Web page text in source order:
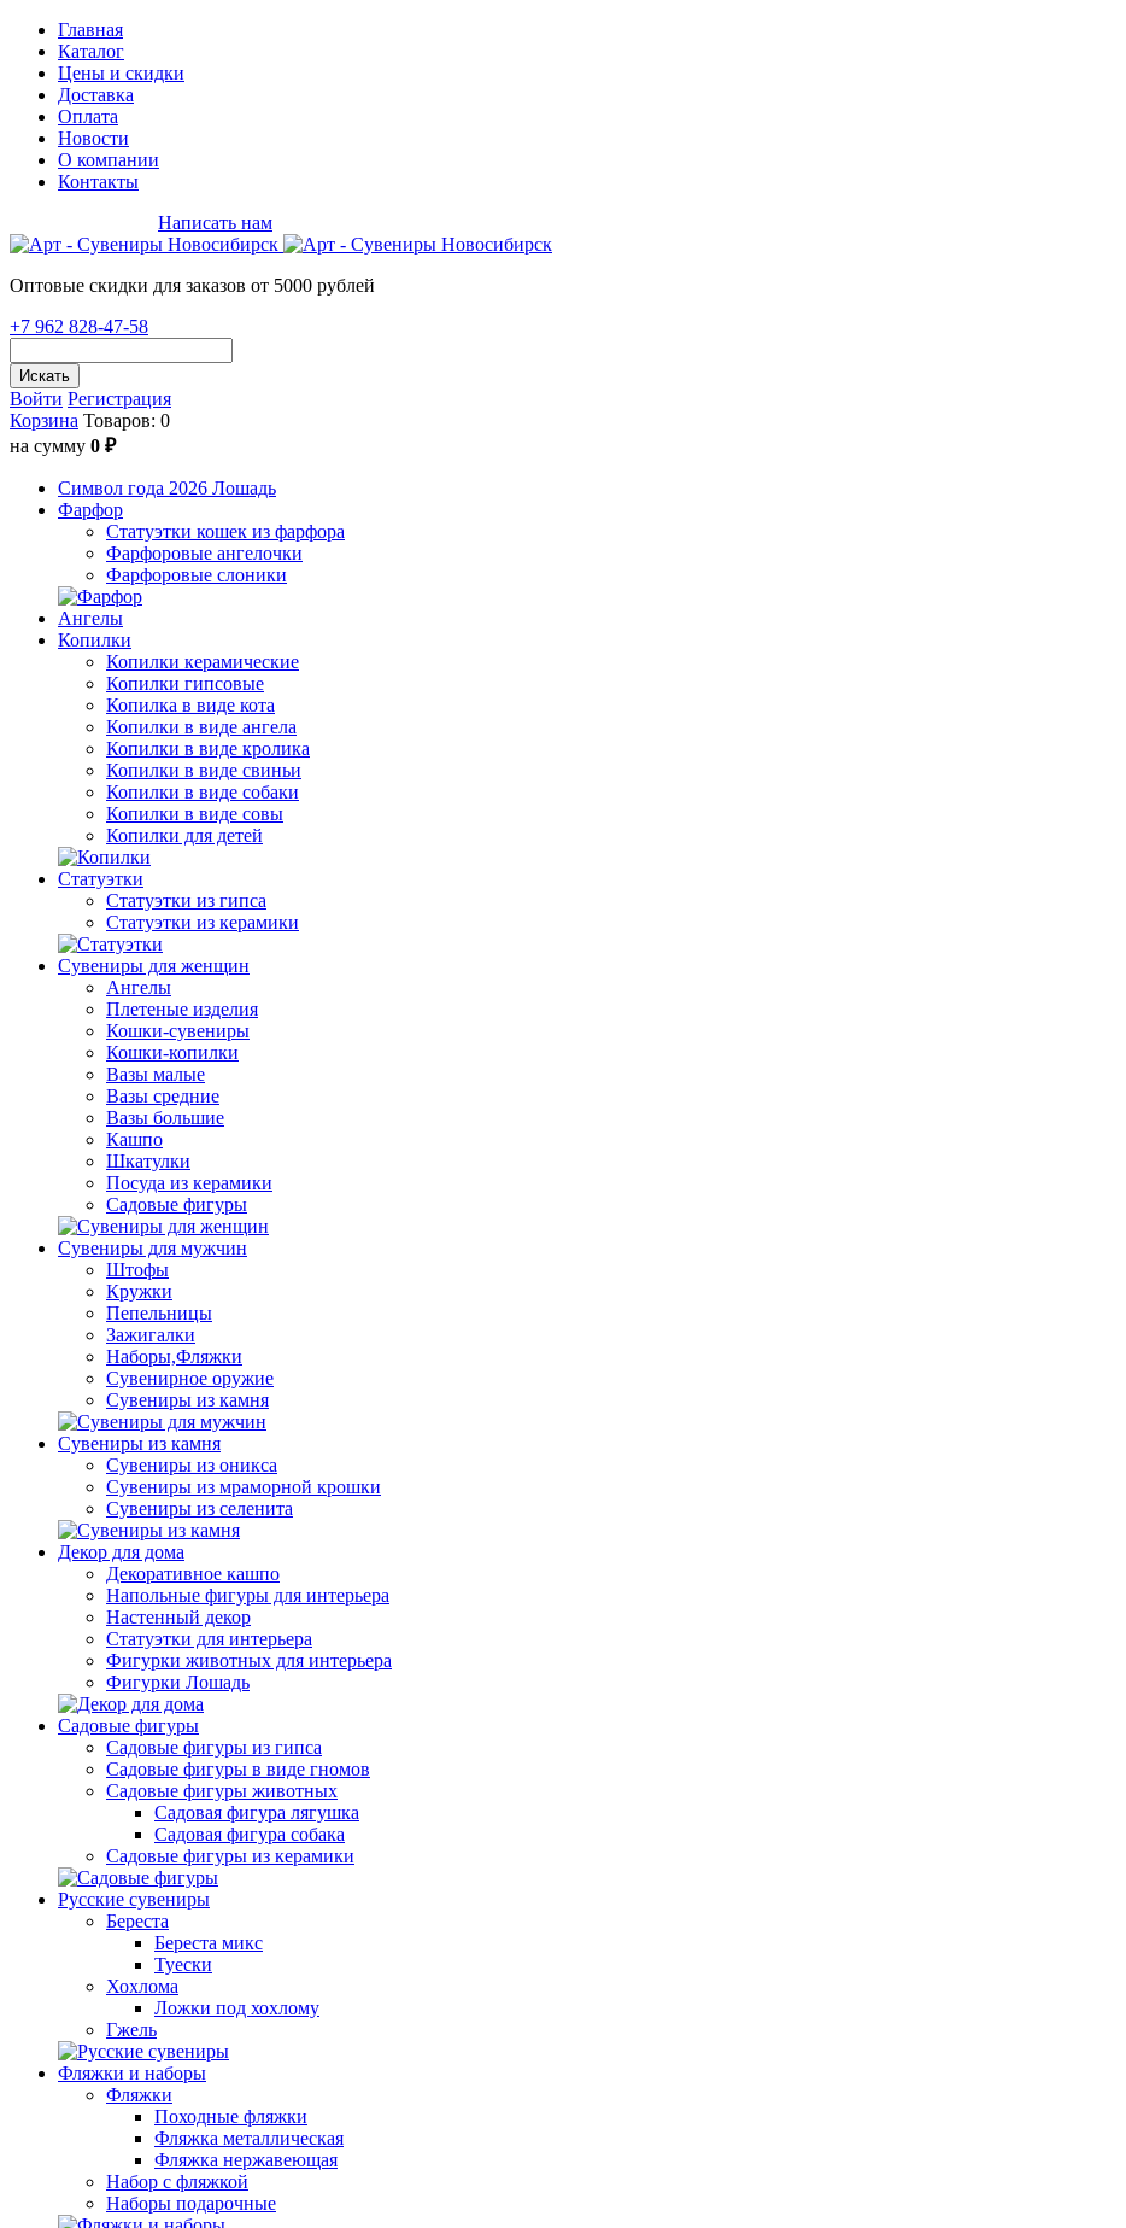
Главная
Каталог
Цены и скидки
Доставка
Оплата
Новости
О компании
Контакты
Написать нам
Оптовые скидки для заказов от 5000 рублей
+7 962 828-47-58
Искать
Войти Регистрация
Корзина Товаров: 0
на сумму 0 ₽
Символ года 2026 Лошадь
Фарфор
Статуэтки кошек из фарфора
Фарфоровые ангелочки
Фарфоровые слоники
Ангелы
Копилки
Копилки керамические
Копилки гипсовые
Копилка в виде кота
Копилки в виде ангела
Копилки в виде кролика
Копилки в виде свиньи
Копилки в виде собаки
Копилки в виде совы
Копилки для детей
Статуэтки
Статуэтки из гипса
Статуэтки из керамики
Сувениры для женщин
Ангелы
Плетеные изделия
Кошки-сувениры
Кошки-копилки
Вазы малые
Вазы средние
Вазы большие
Кашпо
Шкатулки
Посуда из керамики
Садовые фигуры
Сувениры для мужчин
Штофы
Кружки
Пепельницы
Зажигалки
Наборы,Фляжки
Сувенирное оружие
Сувениры из камня
Сувениры из камня
Сувениры из оникса
Сувениры из мраморной крошки
Сувениры из селенита
Декор для дома
Декоративное кашпо
Напольные фигуры для интерьера
Настенный декор
Статуэтки для интерьера
Фигурки животных для интерьера
Фигурки Лошадь
Садовые фигуры
Садовые фигуры из гипса
Садовые фигуры в виде гномов
Садовые фигуры животных
Садовая фигура лягушка
Садовая фигура собака
Садовые фигуры из керамики
Русские сувениры
Береста
Береста микс
Туески
Хохлома
Ложки под хохлому
Гжель
Фляжки и наборы
Фляжки
Походные фляжки
Фляжка металлическая
Фляжка нержавеющая
Набор с фляжкой
Наборы подарочные